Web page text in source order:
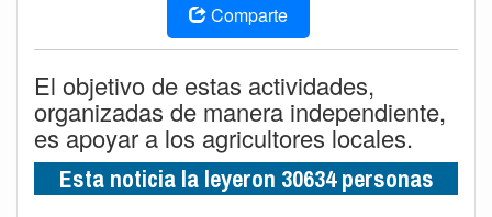
Comparte
El objetivo de estas actividades,
organizadas de manera independiente,
es apoyar a los agricultores locales.
Esta noticia la leyeron 30634 personas